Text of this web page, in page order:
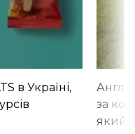
в Україні,
за
який